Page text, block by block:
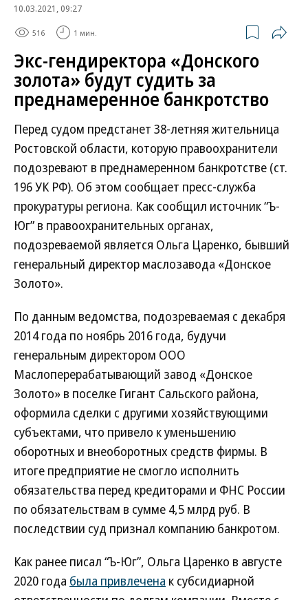
10.03.2021, 09:27
516 1 мин.
Экс-гендиректора «Донского
золота» будут судить за
преднамеренное банкротство
Перед судом предстанет 38-летняя жительница
Ростовской области, которую правоохранители
подозревают в преднамеренном банкротстве (ст.
196 УК РФ). Об этом сообщает пресс-служба
прокуратуры региона. Как сообщил источник “Ъ-
Юг” в правоохранительных органах,
подозреваемой является Ольга Царенко, бывший
генеральный директор маслозавода «Донское
Золото».
По данным ведомства, подозреваемая с декабря
2014 года по ноябрь 2016 года, будучи
генеральным директором ООО
Маслоперерабатывающий завод «Донское
Золото» в поселке Гигант Сальского района,
оформила сделки с другими хозяйствующими
субъектами, что привело к уменьшению
оборотных и внеоборотных средств фирмы. В
итоге предприятие не смогло исполнить
обязательства перед кредиторами и ФНС России
по обязательствам в сумме 4,5 млрд руб. В
последствии суд признал компанию банкротом.
Как ранее писал “Ъ-Юг”, Ольга Царенко в августе
2020 года была привлечена к субсидиарной